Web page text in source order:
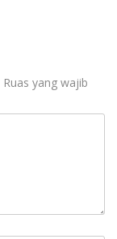
Ruas yang wajib